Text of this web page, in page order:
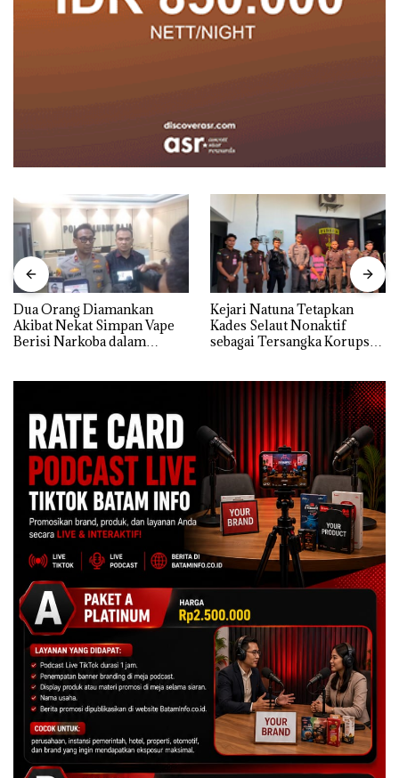
Dua Orang Diamankan
Akibat Nekat Simpan Vape
Berisi Narkoba dalam
Kejari Natuna Tetapkan
Kades Selaut Nonaktif
sebagai Tersangka Korupsi